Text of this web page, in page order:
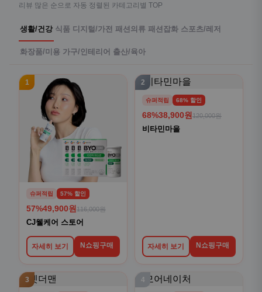
리뷰 많은 순으로 자동 정렬된 카테고리별 TOP
생활/건강 식품 디지털/가전 패션의류 패션잡화 스포츠/레저
화장품/미용 가구/인테리어 출산/육아
1
슈퍼적립 57% 할인
57%49,900원 116,000원
CJ웰케어 스토어
자세히 보기 N쇼핑구매
2
슈퍼적립 68% 할인
68%38,900원 120,000원
비타민마을
자세히 보기 N쇼핑구매
3 4